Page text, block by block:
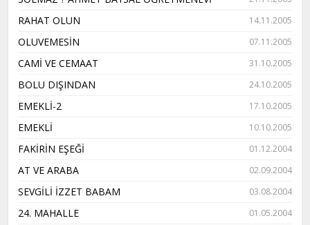
RAHAT OLUN 14.11.2005
OLUVEMESİN 07.11.2005
CAMİ VE CEMAAT 31.10.2005
BOLU DIŞINDAN 24.10.2005
EMEKLİ-2 17.10.2005
EMEKLİ 10.10.2005
FAKİRİN EŞEĞİ 01.12.2004
AT VE ARABA 02.09.2004
SEVGİLİ İZZET BABAM 03.08.2004
24. MAHALLE 01.05.2004